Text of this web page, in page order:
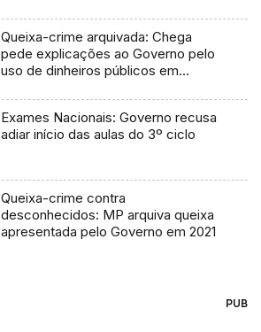
Queixa-crime arquivada: Chega
pede explicações ao Governo pelo
uso de dinheiros públicos em
Exames Nacionais: Governo recusa
adiar início das aulas do 3º ciclo
Queixa-crime contra
desconhecidos: MP arquiva queixa
apresentada pelo Governo em 2021
PUB